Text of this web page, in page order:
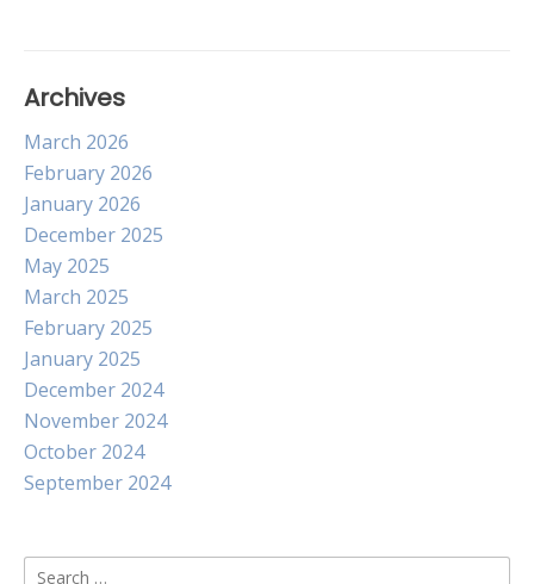
Archives
March 2026
February 2026
January 2026
December 2025
May 2025
March 2025
February 2025
January 2025
December 2024
November 2024
October 2024
September 2024
Search